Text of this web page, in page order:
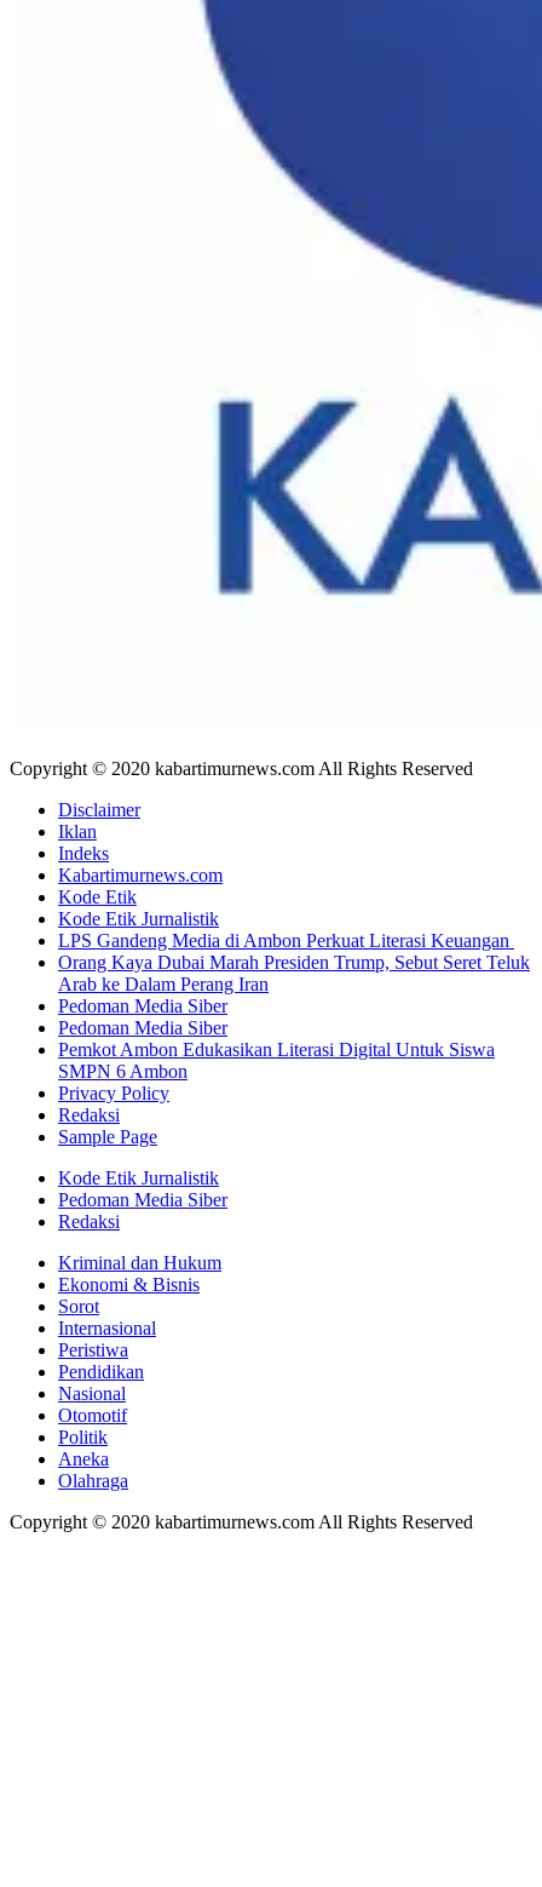
Copyright © 2020 kabartimurnews.com All Rights Reserved
Disclaimer
Iklan
Indeks
Kabartimurnews.com
Kode Etik
Kode Etik Jurnalistik
LPS Gandeng Media di Ambon Perkuat Literasi Keuangan
Orang Kaya Dubai Marah Presiden Trump, Sebut Seret Teluk
Arab ke Dalam Perang Iran
Pedoman Media Siber
Pedoman Media Siber
Pemkot Ambon Edukasikan Literasi Digital Untuk Siswa
SMPN 6 Ambon
Privacy Policy
Redaksi
Sample Page
Kode Etik Jurnalistik
Pedoman Media Siber
Redaksi
Kriminal dan Hukum
Ekonomi & Bisnis
Sorot
Internasional
Peristiwa
Pendidikan
Nasional
Otomotif
Politik
Aneka
Olahraga
Copyright © 2020 kabartimurnews.com All Rights Reserved